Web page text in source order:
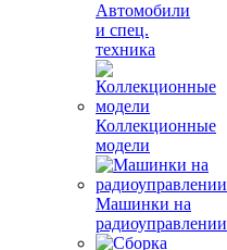
Автомобили
и спец.
техника
Коллекционные
модели
Машинки на
радиоуправлении